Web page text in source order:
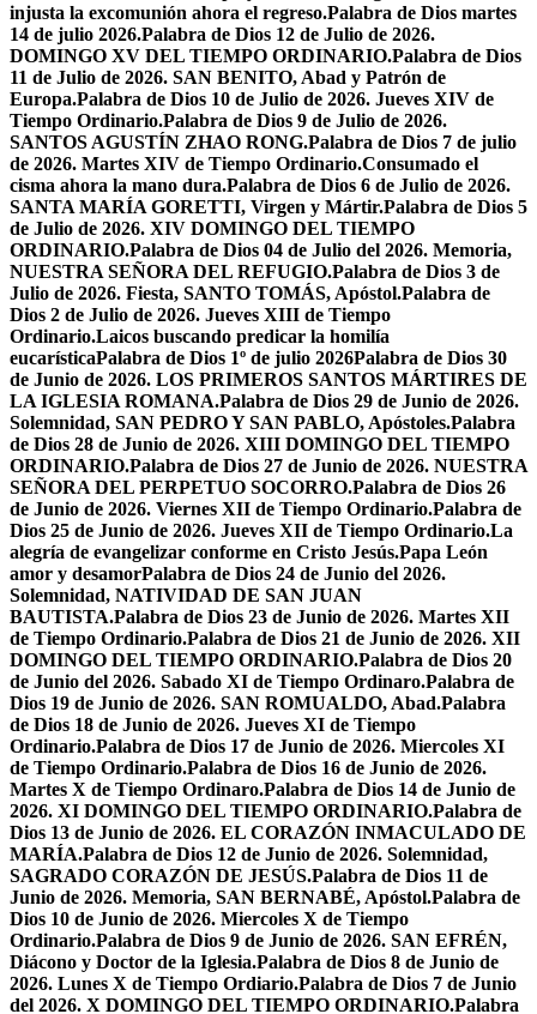
injusta la excomunión ahora el regreso.Palabra de Dios martes
14 de julio 2026.Palabra de Dios 12 de Julio de 2026.
DOMINGO XV DEL TIEMPO ORDINARIO.Palabra de Dios
11 de Julio de 2026. SAN BENITO, Abad y Patrón de
Europa.Palabra de Dios 10 de Julio de 2026. Jueves XIV de
Tiempo Ordinario.Palabra de Dios 9 de Julio de 2026.
SANTOS AGUSTÍN ZHAO RONG.Palabra de Dios 7 de julio
de 2026. Martes XIV de Tiempo Ordinario.Consumado el
cisma ahora la mano dura.Palabra de Dios 6 de Julio de 2026.
SANTA MARÍA GORETTI, Virgen y Mártir.Palabra de Dios 5
de Julio de 2026. XIV DOMINGO DEL TIEMPO
ORDINARIO.Palabra de Dios 04 de Julio del 2026. Memoria,
NUESTRA SEÑORA DEL REFUGIO.Palabra de Dios 3 de
Julio de 2026. Fiesta, SANTO TOMÁS, Apóstol.Palabra de
Dios 2 de Julio de 2026. Jueves XIII de Tiempo
Ordinario.Laicos buscando predicar la homilía
eucarísticaPalabra de Dios 1º de julio 2026Palabra de Dios 30
de Junio de 2026. LOS PRIMEROS SANTOS MÁRTIRES DE
LA IGLESIA ROMANA.Palabra de Dios 29 de Junio de 2026.
Solemnidad, SAN PEDRO Y SAN PABLO, Apóstoles.Palabra
de Dios 28 de Junio de 2026. XIII DOMINGO DEL TIEMPO
ORDINARIO.Palabra de Dios 27 de Junio de 2026. NUESTRA
SEÑORA DEL PERPETUO SOCORRO.Palabra de Dios 26
de Junio de 2026. Viernes XII de Tiempo Ordinario.Palabra de
Dios 25 de Junio de 2026. Jueves XII de Tiempo Ordinario.La
alegría de evangelizar conforme en Cristo Jesús.Papa León
amor y desamorPalabra de Dios 24 de Junio del 2026.
Solemnidad, NATIVIDAD DE SAN JUAN
BAUTISTA.Palabra de Dios 23 de Junio de 2026. Martes XII
de Tiempo Ordinario.Palabra de Dios 21 de Junio de 2026. XII
DOMINGO DEL TIEMPO ORDINARIO.Palabra de Dios 20
de Junio del 2026. Sabado XI de Tiempo Ordinaro.Palabra de
Dios 19 de Junio de 2026. SAN ROMUALDO, Abad.Palabra
de Dios 18 de Junio de 2026. Jueves XI de Tiempo
Ordinario.Palabra de Dios 17 de Junio de 2026. Miercoles XI
de Tiempo Ordinario.Palabra de Dios 16 de Junio de 2026.
Martes X de Tiempo Ordinaro.Palabra de Dios 14 de Junio de
2026. XI DOMINGO DEL TIEMPO ORDINARIO.Palabra de
Dios 13 de Junio de 2026. EL CORAZÓN INMACULADO DE
MARÍA.Palabra de Dios 12 de Junio de 2026. Solemnidad,
SAGRADO CORAZÓN DE JESÚS.Palabra de Dios 11 de
Junio de 2026. Memoria, SAN BERNABÉ, Apóstol.Palabra de
Dios 10 de Junio de 2026. Miercoles X de Tiempo
Ordinario.Palabra de Dios 9 de Junio de 2026. SAN EFRÉN,
Diácono y Doctor de la Iglesia.Palabra de Dios 8 de Junio de
2026. Lunes X de Tiempo Ordiario.Palabra de Dios 7 de Junio
del 2026. X DOMINGO DEL TIEMPO ORDINARIO.Palabra